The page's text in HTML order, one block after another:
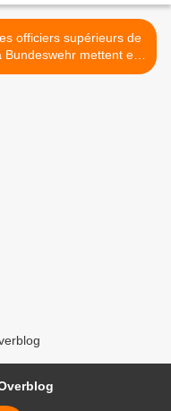
officiers supérieurs de
Bundeswehr mettent en
danger l’Europe >